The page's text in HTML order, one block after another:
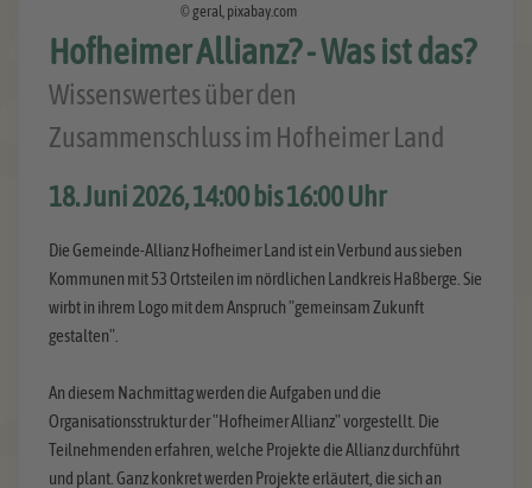
© geral, pixabay.com
Hofheimer Allianz? - Was ist das?
Wissenswertes über den
Zusammenschluss im Hofheimer Land
18. Juni 2026, 14:00 bis 16:00 Uhr
Die Gemeinde-Allianz Hofheimer Land ist ein Verbund aus sieben
Kommunen mit 53 Ortsteilen im nördlichen Landkreis Haßberge. Sie
wirbt in ihrem Logo mit dem Anspruch "gemeinsam Zukunft
gestalten".
An diesem Nachmittag werden die Aufgaben und die
Organisationsstruktur der "Hofheimer Allianz" vorgestellt. Die
Teilnehmenden erfahren, welche Projekte die Allianz durchführt
und plant. Ganz konkret werden Projekte erläutert, die sich an